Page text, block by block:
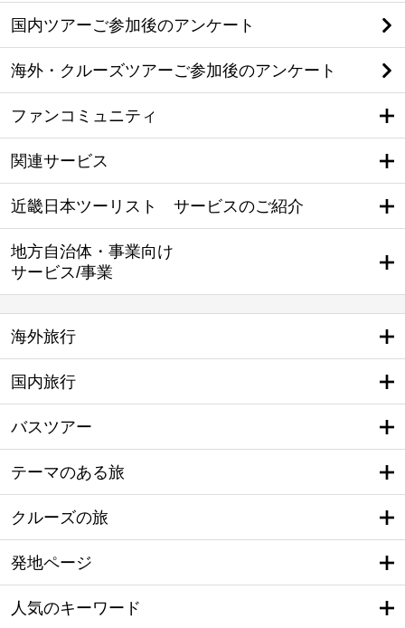
国内ツアーご参加後のアンケート
海外・クルーズツアーご参加後のアンケート
ファンコミュニティ
関連サービス
近畿日本ツーリスト サービスのご紹介
地方自治体・事業向け
サービス/事業
海外旅行
国内旅行
バスツアー
テーマのある旅
クルーズの旅
発地ページ
人気のキーワード